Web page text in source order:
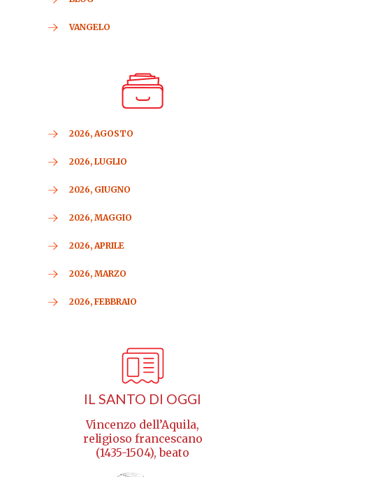
VANGELO
2026, AGOSTO
2026, LUGLIO
2026, GIUGNO
2026, MAGGIO
2026, APRILE
2026, MARZO
2026, FEBBRAIO
IL SANTO DI OGGI
Vincenzo dell’Aquila,
religioso francescano
(1435-1504), beato